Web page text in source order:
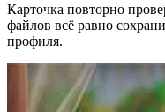
Карточка повторно
файлов всё равно
профиля.